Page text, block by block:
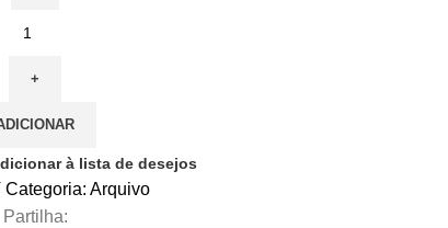
à lista de desejos
Categoria: Arquivo
Partilha: